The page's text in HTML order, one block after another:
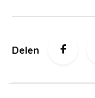
Delen